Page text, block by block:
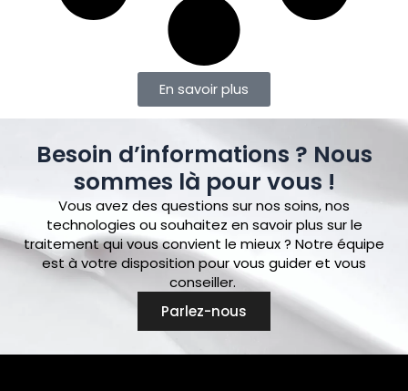
En savoir plus
Besoin d’informations ? Nous
sommes là pour vous !
Vous avez des questions sur nos soins, nos
technologies ou souhaitez en savoir plus sur le
traitement qui vous convient le mieux ? Notre équipe
est à votre disposition pour vous guider et vous
conseiller.
Parlez-nous